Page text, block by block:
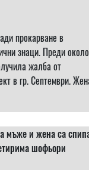
прокарване в
знаци. Преди около
жалба от
в гр. Септември.